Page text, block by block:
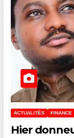
ACTUALITÉS FINANCE
Hier